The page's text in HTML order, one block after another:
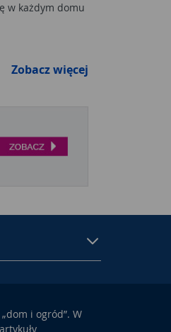
w każdym domu
Zobacz więcej
i ogród”. W